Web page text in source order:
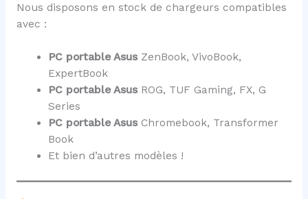
Nous disposons en stock de chargeurs compatibles
avec :
PC portable Asus ZenBook, VivoBook,
ExpertBook
PC portable Asus ROG, TUF Gaming, FX, G
Series
PC portable Asus Chromebook, Transformer
Book
Et bien d’autres modèles !